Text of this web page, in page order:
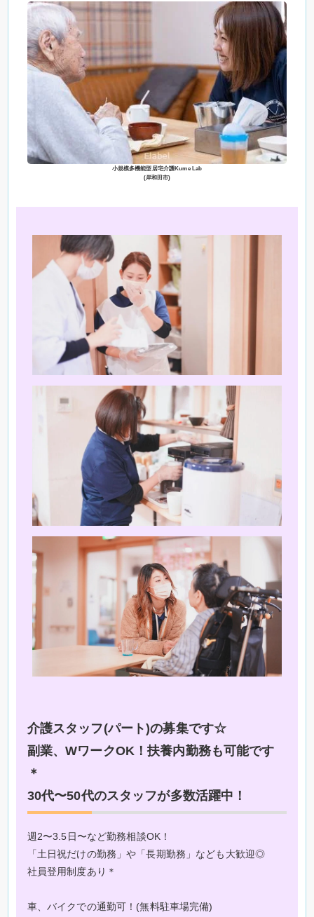
小規模多機能型居宅介護Kume Lab
(岸和田市)
介護スタッフ(パート)の募集です☆
副業、WワークOK！扶養内勤務も可能です
＊
30代〜50代のスタッフが多数活躍中！
週2〜3.5日〜など勤務相談OK！
「土日祝だけの勤務」や「長期勤務」なども大歓迎◎
社員登用制度あり＊
車、バイクでの通勤可！(無料駐車場完備)